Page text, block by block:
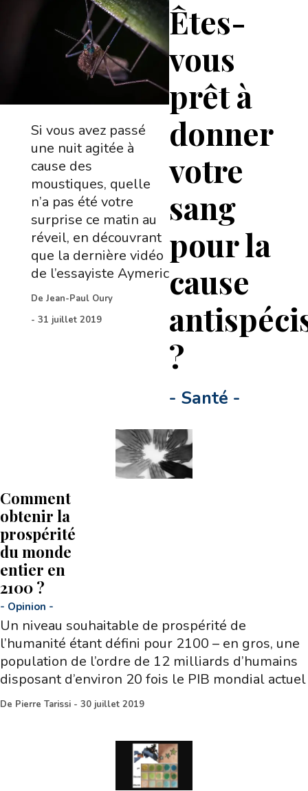
Êtes-
vous
prêt à
donner
votre
sang
pour la
cause
?
-Santé -
Si vous avez passé
une nuit agitée à
cause des
moustiques, quelle
n’a pas été votre
surprise ce matin au
réveil, en découvrant
que la dernière vidéo
de l’essayiste Aymeric
De Jean-Paul Oury
- 31 juillet 2019
Comment
obtenir la
prospérité
du monde
entier en
2100 ?
- Opinion -
Un niveau souhaitable de prospérité de
l’humanité étant défini pour 2100 – en gros, une
population de l’ordre de 12 milliards d’humains
disposant d’environ 20 fois le PIB mondial actuel
De Pierre Tarissi - 30 juillet 2019